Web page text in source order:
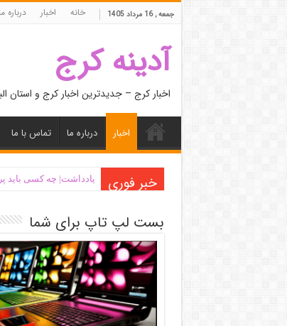
جمعه , 16 مرداد 1405 خانه اخبار درباره ما
آدینه کرج
اخبار کرج – جدیدترین اخبار کرج و استان
اخبار درباره ما تماس با ما
خبر فوری یادداشت| ‌چه کسی باید
بست لپ تاپ برای شما